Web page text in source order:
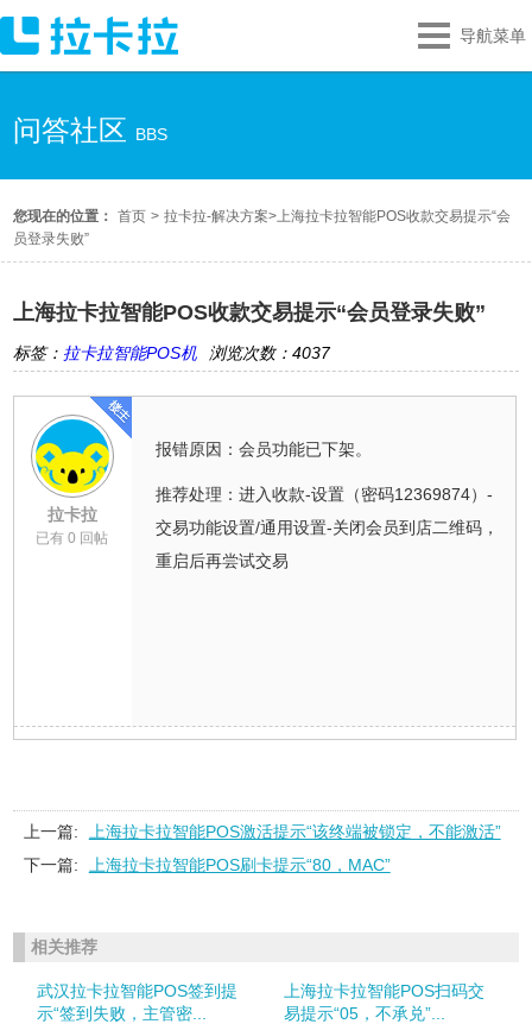
导航菜单
问答社区 BBS
您现在的位置： 首页 > 拉卡拉-解决方案>上海拉卡拉智能POS收款交易提示“会
员登录失败”
上海拉卡拉智能POS收款交易提示“会员登录失败”
标签： 拉卡拉智能POS机 浏览次数：4037
拉卡拉
已有 0 回帖
报错原因：会员功能已下架。
推荐处理：进入收款-设置（密码12369874）-
交易功能设置/通用设置-关闭会员到店二维码，
重启后再尝试交易
上一篇:
上海拉卡拉智能POS激活提示“该终端被锁定，不能激活”
下一篇:
上海拉卡拉智能POS刷卡提示“80，MAC”
相关推荐
武汉拉卡拉智能POS签到提
示“签到失败，主管密...
上海拉卡拉智能POS扫码交
易提示“05，不承兑”...